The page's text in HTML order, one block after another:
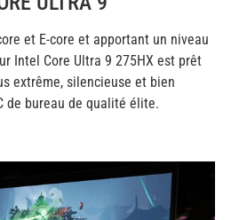
et E-core et apportant un niveau
Intel Core Ultra 9 275HX est prêt
extrême, silencieuse et bien
de bureau de qualité élite.